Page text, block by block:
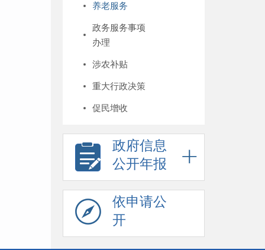
养老服务
政务服务事项
办理
涉农补贴
重大行政决策
促民增收
政府信息
公开年报
依申请公
开